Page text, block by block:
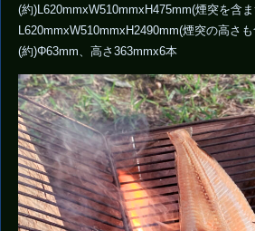
(約)L620mmxW510mmxH475mm(煙突を含ま
L620mmxW510mmxH2490mm(煙突の高さ
(約)Φ63mm、高さ363mmx6本